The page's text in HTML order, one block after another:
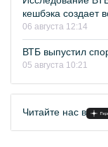
кешбэка создает
06 августа 12:14
ВТБ выпустил
05 августа 10:21
Читайте нас в